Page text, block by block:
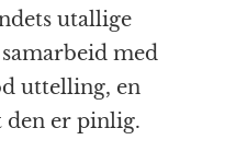
utallige
med
uttelling, en
den er pinlig.